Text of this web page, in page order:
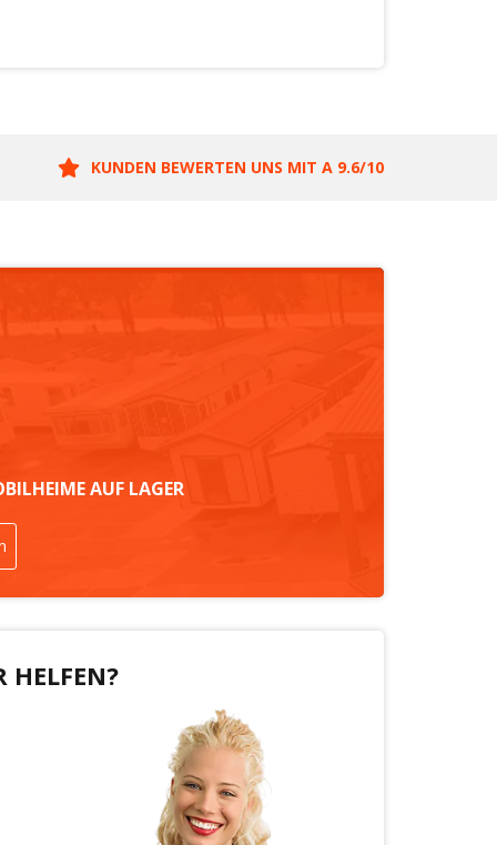
KUNDEN BEWERTEN UNS MIT A 9.6/10
AUF LAGER
HELFEN?